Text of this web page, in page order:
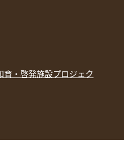
育・啓発施設プロジェク